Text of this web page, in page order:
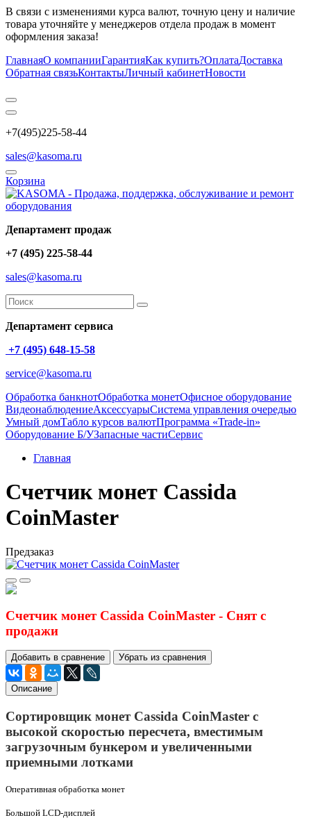
В связи с изменениями курса валют, точную цену и наличие
товара уточняйте у менеджеров отдела продаж в момент
оформления заказа!
ГлавнаяО компанииГарантияКак купить?ОплатаДоставка
Обратная связьКонтактыЛичный кабинетНовости
+7(495)225-58-44
sales@kasoma.ru
Корзина
Департамент продаж
+7 (495) 225-58-44
sales@kasoma.ru
Департамент сервиса
+7 (495) 648-15-58
service@kasoma.ru
Обработка банкнотОбработка монетОфисное оборудование
ВидеонаблюдениеАксессуарыСистема управления очередью
Умный домТабло курсов валютПрограмма «Trade-in»
Оборудование Б/УЗапасные частиСервис
Главная
Счетчик монет Cassida
CoinMaster
Предзаказ
Счетчик монет Cassida CoinMaster - Снят с
продажи
Добавить в сравнение Убрать из сравнения
Описание
Сортировщик монет Cassida CoinMaster с
высокой скоростью пересчета, вместимым
загрузочным бункером и увеличенными
приемными лотками
Оперативная обработка монет
Большой LCD-дисплей